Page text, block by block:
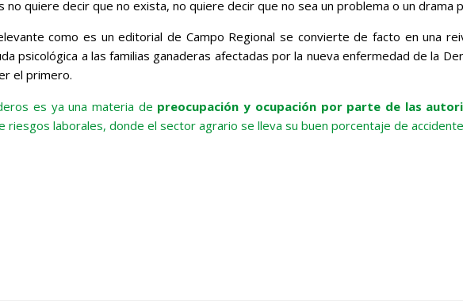
quiere decir que no exista, no quiere decir que no sea un problema o un drama
como es un editorial de Campo Regional se convierte de facto en una
psicológica a las familias ganaderas afectadas por la nueva enfermedad de la
el primero.
es ya una materia de preocupación y ocupación por parte de las
riesgos laborales, donde el sector agrario se lleva su buen porcentaje de